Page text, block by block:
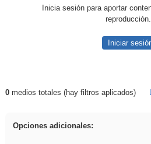
Inicia sesión para aportar
Iniciar
Resultados de: Eventos
0medios totales (hay filtros aplicados)
Opciones adicionales: